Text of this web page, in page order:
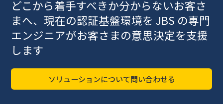
どこから着手すべきか分からないお客さ
まへ、現在の認証基盤環境を JBS の専門
エンジニアがお客さまの意思決定を支援
します
ソリューションについて問い合わせる